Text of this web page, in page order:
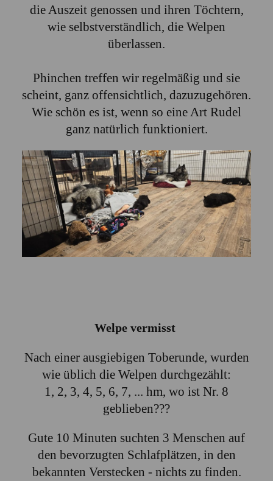
die Auszeit genossen und ihren Töchtern,
wie selbstverständlich, die Welpen
überlassen.
Phinchen treffen wir regelmäßig und sie
scheint, ganz offensichtlich, dazuzugehören.
Wie schön es ist, wenn so eine Art Rudel
ganz natürlich funktioniert.
Welpe vermisst
Nach einer ausgiebigen Toberunde, wurden
wie üblich die Welpen durchgezählt:
1, 2, 3, 4, 5, 6, 7, ... hm, wo ist Nr. 8
geblieben???
Gute 10 Minuten suchten 3 Menschen auf
den bevorzugten Schlafplätzen, in den
bekannten Verstecken - nichts zu finden.